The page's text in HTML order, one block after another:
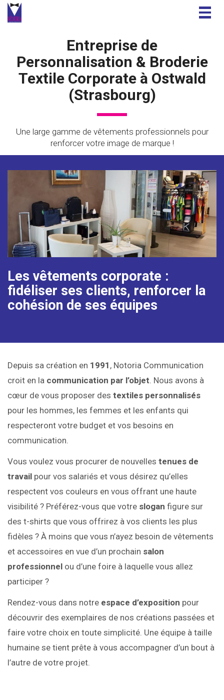
Entreprise de
Personnalisation & Broderie
Textile Corporate à Ostwald
(Strasbourg)
Une large gamme de vêtements professionnels pour
renforcer votre image de marque !
Les vêtements corporate :
fidéliser ses clients, renforcer la
cohésion de ses équipes
Depuis sa création en 1991 , Notoria Communication
croit en la communication par l’objet. Nous avons à
cœur de vous proposer des textiles personnalisés
pour les hommes, les femmes et les enfants qui
respecteront votre budget et vos besoins en
communication.
Vous voulez vous procurer de nouvelles tenues de
travail pour vos salariés et vous désirez qu’elles
respectent vos couleurs en vous offrant une haute
visibilité ? Préférez-vous que votre slogan figure sur
des t-shirts que vous offrirez à vos clients les plus
fidèles ? À moins que vous n’ayez besoin de vêtements
et accessoires en vue d’un prochain salon
professionnel ou d’une foire à laquelle vous allez
participer ?
Rendez-vous dans notre espace d’exposition pour
découvrir des exemplaires de nos créations passées et
faire votre choix en toute simplicité. Une équipe à taille
humaine se tient prête à vous accompagner d’un bout à
l’autre de votre projet.